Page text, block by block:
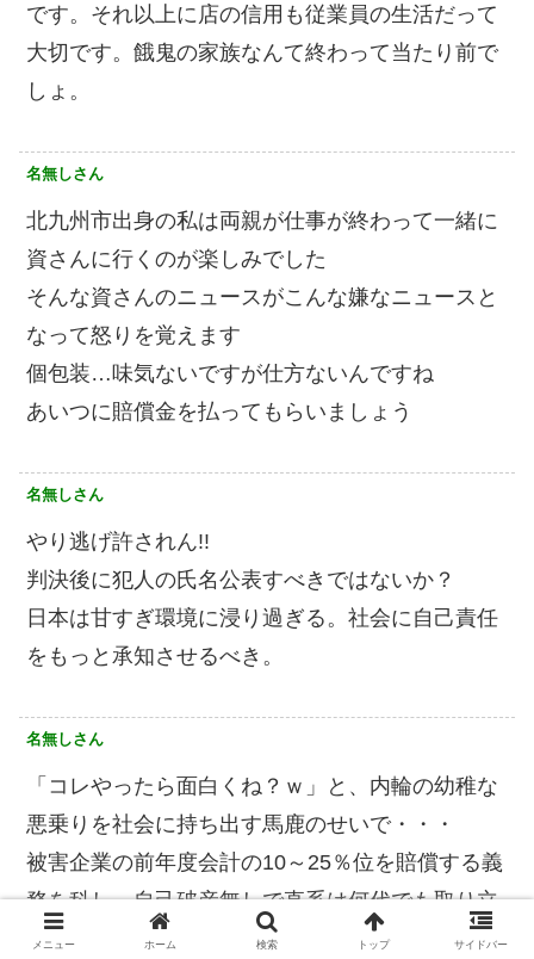
です。それ以上に店の信用も従業員の生活だって
大切です。餓鬼の家族なんて終わって当たり前で
しょ。
名無しさん
北九州市出身の私は両親が仕事が終わって一緒に
資さんに行くのが楽しみでした
そんな資さんのニュースがこんな嫌なニュースと
なって怒りを覚えます
個包装…味気ないですが仕方ないんですね
あいつに賠償金を払ってもらいましょう
名無しさん
やり逃げ許されん!!
判決後に犯人の氏名公表すべきではないか？
日本は甘すぎ環境に浸り過ぎる。社会に自己責任
をもっと承知させるべき。
名無しさん
「コレやったら面白くね？ｗ」と、内輪の幼稚な
悪乗りを社会に持ち出す馬鹿のせいで・・・
被害企業の前年度会計の10～25％位を賠償する義
務を科し、自己破産無しで直系は何代でも取り立
て続ければ良い。
メニュー ホーム 検索 トップ サイドバー